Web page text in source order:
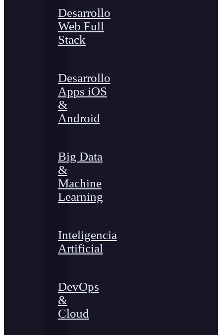
Desarrollo
Web Full
Stack
Desarrollo
Apps iOS
&
Android
Big Data
&
Machine
Learning
Inteligencia
Artificial
DevOps
&
Cloud